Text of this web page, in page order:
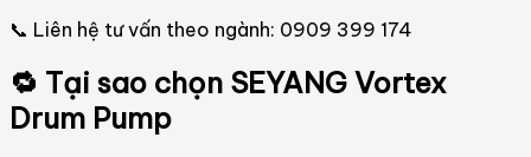
📞 Liên hệ tư vấn theo ngành: 0909 399 174
🔁 Tại sao chọn SEYANG Vortex
Drum Pump